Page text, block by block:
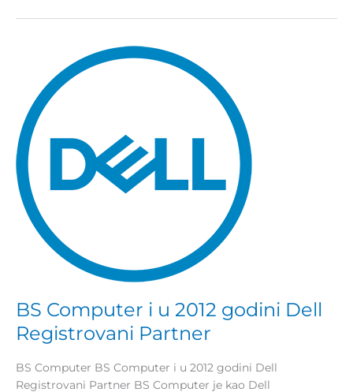
BS Computer i u 2012 godini Dell
Registrovani Partner
BS Computer BS Computer i u 2012 godini Dell
Registrovani Partner BS Computer je kao Dell
Computer
2012
godini
Dell
Registrovani
Partner